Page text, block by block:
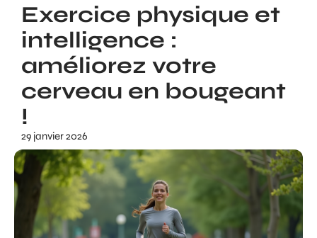
Exercice physique et
intelligence :
améliorez votre
cerveau en bougeant
!
29 janvier 2026